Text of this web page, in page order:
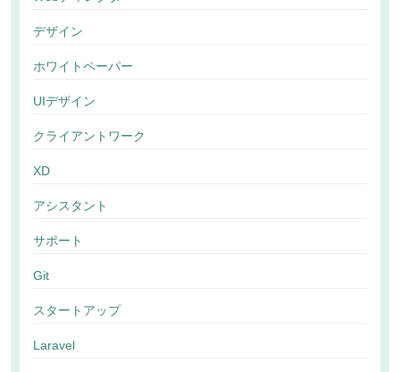
デザイン
ホワイトペーパー
UIデザイン
クライアントワーク
XD
アシスタント
サポート
Git
スタートアップ
Laravel